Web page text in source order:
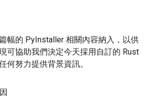
幅的 PyInstaller 相關內容納入，以供
可協助我們決定今天採用自訂的 Rust
何努力提供背景資訊。